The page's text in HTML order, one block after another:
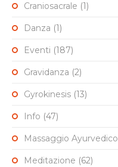
Craniosacrale (1)
Danza (1)
Eventi (187)
Gravidanza (2)
Gyrokinesis (13)
Info (47)
Massaggio Ayurvedico
Meditazione (62)